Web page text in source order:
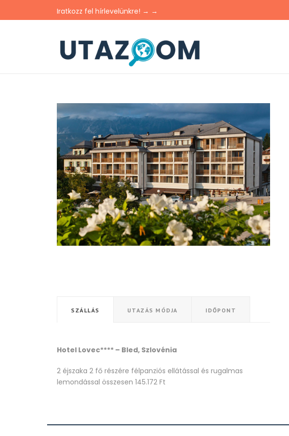
Iratkozz fel hírlevelünkre! → →
SZÁLLÁS UTAZÁS MÓDJA IDŐPONT
Hotel Lovec**** – Bled, Szlovénia
2 éjszaka 2 fő részére félpanziós ellátással és rugalmas
lemondással összesen 145.172 Ft